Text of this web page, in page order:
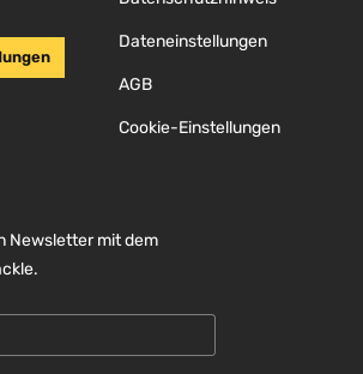
Dateneinstellungen
AGB
Cookie-Einstellungen
Newsletter mit dem